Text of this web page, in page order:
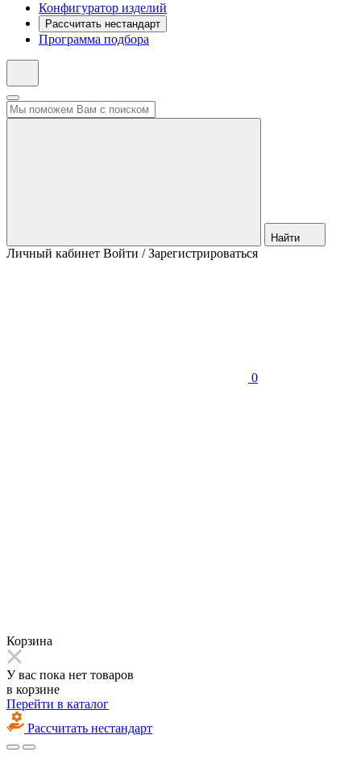
Конфигуратор изделий
Рассчитать нестандарт
Программа подбора
Найти
Личный кабинет Войти / Зарегистрироваться
0
Корзина
У вас пока нет товаров
в корзине
Перейти в каталог
Рассчитать нестандарт